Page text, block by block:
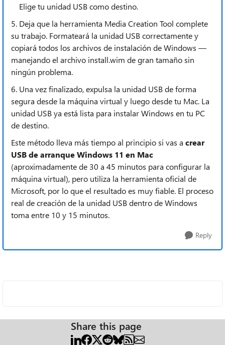
Elige tu unidad USB como destino.
5. Deja que la herramienta Media Creation Tool complete
su trabajo. Formateará la unidad USB correctamente y
copiará todos los archivos de instalación de Windows —
manejando el archivo install.wim de gran tamaño sin
ningún problema.
6. Una vez finalizado, expulsa la unidad USB de forma
segura desde la máquina virtual y luego desde tu Mac. La
unidad USB ya está lista para instalar Windows en tu PC
de destino.
Este método lleva más tiempo al principio si vas a crear
USB de arranque Windows 11 en Mac
(aproximadamente de 30 a 45 minutos para configurar la
máquina virtual), pero utiliza la herramienta oficial de
Microsoft, por lo que el resultado es muy fiable. El proceso
real de creación de la unidad USB dentro de Windows
toma entre 10 y 15 minutos.
Reply
Share this page